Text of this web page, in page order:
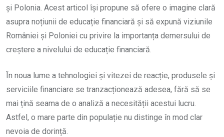
și Polonia. Acest articol își propune să ofere o imagine clară
asupra noțiunii de educație financiară și să expună viziunile
României și Poloniei cu privire la importanța demersului de
creștere a nivelului de educație financiară.
În noua lume a tehnologiei și vitezei de reacție, produsele și
serviciile financiare se tranzacționează adesea, fără să se
mai țină seama de o analiză a necesității acestui lucru.
Astfel, o mare parte din populație nu distinge în mod clar
nevoia de dorință.